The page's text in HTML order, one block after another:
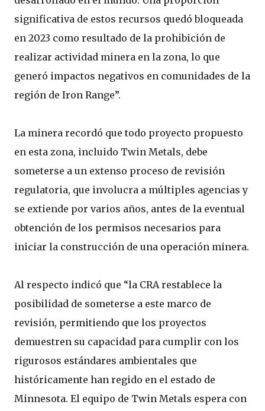
significativa de estos recursos quedó bloqueada
en 2023 como resultado de la prohibición de
realizar actividad minera en la zona, lo que
generó impactos negativos en comunidades de la
región de Iron Range”.
La minera recordó que todo proyecto propuesto
en esta zona, incluido Twin Metals, debe
someterse a un extenso proceso de revisión
regulatoria, que involucra a múltiples agencias y
se extiende por varios años, antes de la eventual
obtención de los permisos necesarios para
iniciar la construcción de una operación minera.
Al respecto indicó que “la CRA restablece la
posibilidad de someterse a este marco de
revisión, permitiendo que los proyectos
demuestren su capacidad para cumplir con los
rigurosos estándares ambientales que
históricamente han regido en el estado de
Minnesota. El equipo de Twin Metals espera con